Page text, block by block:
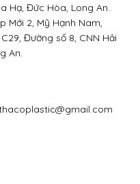
Hạ, Đức Hòa, Long An..
Mới 2, Mỹ Hạnh Nam,
Đường số 8, CNN Hải
An.